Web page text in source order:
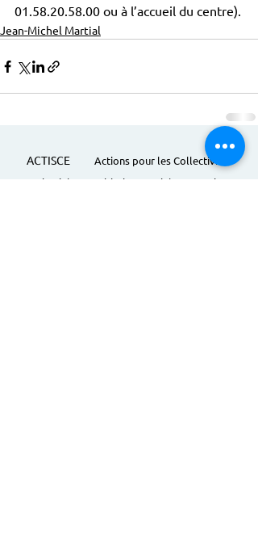
01.58.20.58.00 ou à l’accueil du centre).
Jean-Michel Martial
ACTISCE
Actions pour les Collectivités
Territoriales et Initiatives Sociales, Sportives,